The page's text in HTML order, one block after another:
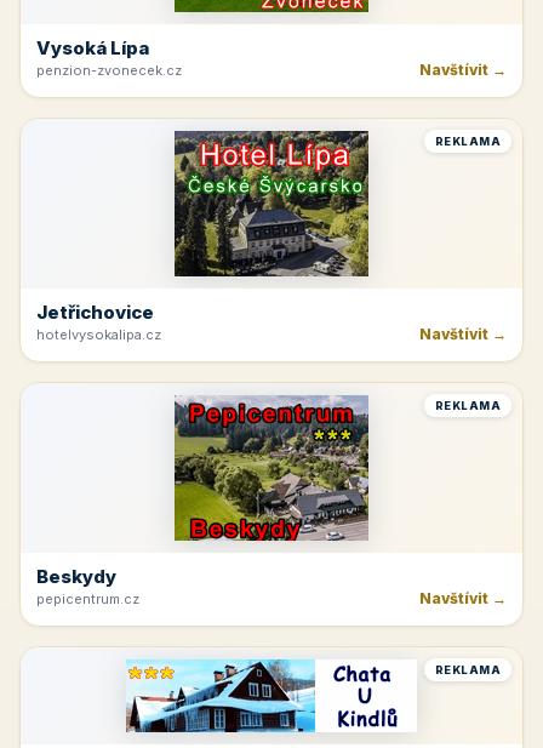
Vysoká Lípa
penzion-zvonecek.cz Navštívit →
REKLAMA
Jetřichovice
hotelvysokalipa.cz Navštívit →
REKLAMA
Beskydy
pepicentrum.cz Navštívit →
REKLAMA